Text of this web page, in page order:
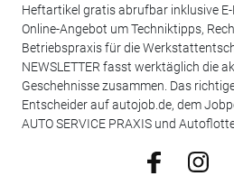
Heftartikel gratis abrufbar inklusive
Online-Angebot um Techniktipps,
Betriebspraxis für die
NEWSLETTER fasst werktäglich die
Geschehnisse zusammen. Das
Entscheider auf autojob.de, dem
AUTO SERVICE PRAXIS und